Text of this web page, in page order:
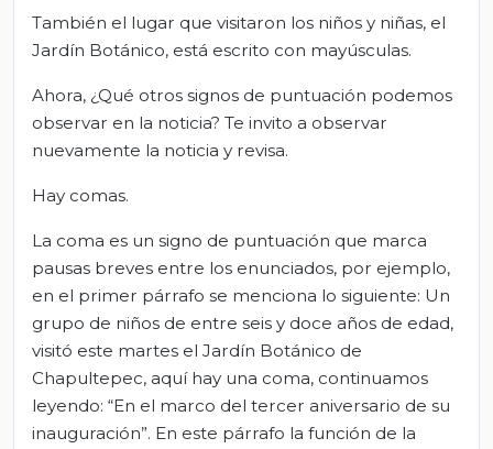
También el lugar que visitaron los niños y niñas, el
Jardín Botánico, está escrito con mayúsculas.
Ahora, ¿Qué otros signos de puntuación podemos
observar en la noticia? Te invito a observar
nuevamente la noticia y revisa.
Hay comas.
La coma es un signo de puntuación que marca
pausas breves entre los enunciados, por ejemplo,
en el primer párrafo se menciona lo siguiente: Un
grupo de niños de entre seis y doce años de edad,
visitó este martes el Jardín Botánico de
Chapultepec, aquí hay una coma, continuamos
leyendo: “En el marco del tercer aniversario de su
inauguración”. En este párrafo la función de la